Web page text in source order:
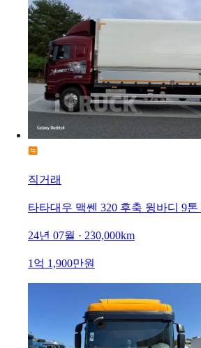
직거래
타타대우 맥쎈 320 후축 윙바디 9톤
24년 07월 · 230,000km
1억 1,900만원